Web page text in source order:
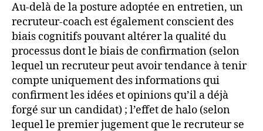
Au-delà de la posture adoptée en entretien, un
recruteur-coach est également conscient des
biais cognitifs pouvant altérer la qualité du
processus dont le biais de confirmation (selon
lequel un recruteur peut avoir tendance à tenir
compte uniquement des informations qui
confirment les idées et opinions qu’il a déjà
forgé sur un candidat) ; l’effet de halo (selon
lequel le premier jugement que le recruteur se